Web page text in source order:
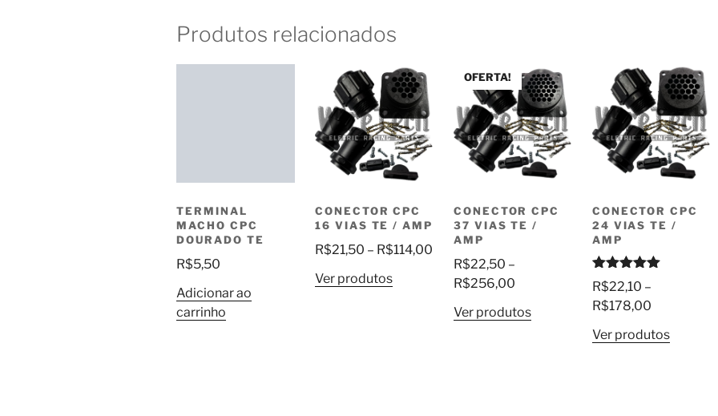
Produtos relacionados
TERMINAL
MACHO CPC
DOURADO TE
R$5,50
Adicionar ao
carrinho
CONECTOR CPC
16 VIAS TE / AMP
R$21,50 – R$114,00Faixa
preço:
R$21,50
através
Ver produtos
OFERTA!
CONECTOR CPC
37 VIAS TE /
AMP
R$22,50 –
R$256,00Faixa
preço:
Ver produtos
CONECTOR CPC
24 VIAS TE /
AMP
Avaliação
5.00de 5
R$22,10 –
R$178,00Faixa
preço:
Ver produtos